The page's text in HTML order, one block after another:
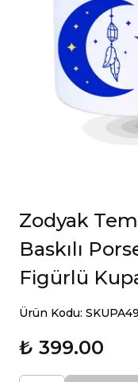
Zodyak
Baskılı
Figürlü
Ürün Kodu:
₺ 399.00